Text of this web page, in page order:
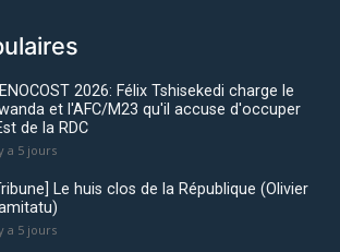
2026: Félix Tshisekedi charge le
et l'AFC/M23 qu'il accuse d'occuper
de la RDC
a 5 jours
Le huis clos de la République (Olivier
a 5 jours